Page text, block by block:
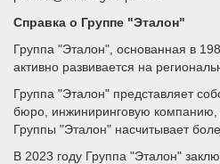
Справка о Группе "Эталон"
Группа "Эталон", основанная в
активно развивается на
Группа "Эталон" представляет
бюро, инжиниринговую компанию,
Группы "Эталон" насчитывает
В 2023 году Группа "Эталон"